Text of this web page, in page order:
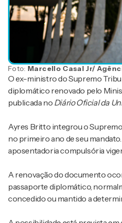
Foto: Marcello Casal Jr/
O ex-ministro do Supremo
diplomático renovado pelo
publicada no Diário Oficial da
Ayres Britto integrou o
no primeiro ano de seu
aposentadoria compulsória
A renovação do documento
passaporte diplomático,
concedido ou mantido a